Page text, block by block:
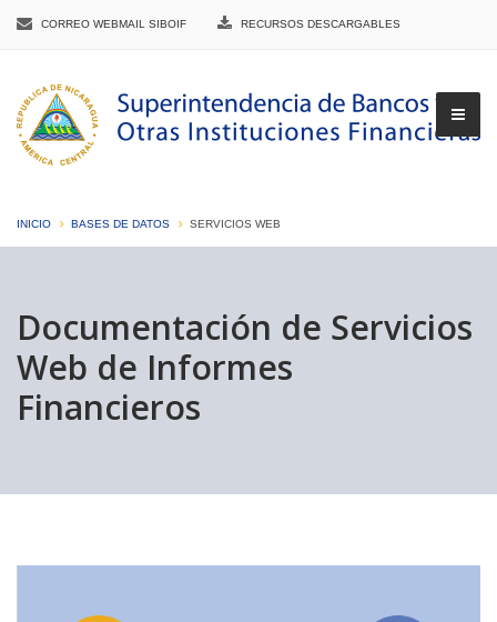
CORREO WEBMAIL SIBOIF RECURSOS DESCARGABLES
INICIO BASES DE DATOS SERVICIOS WEB
Documentación de Servicios
Web de Informes
Financieros